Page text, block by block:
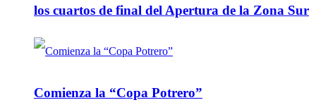
los cuartos de final del Apertura de la Zona Sur
Comienza la “Copa Potrero”